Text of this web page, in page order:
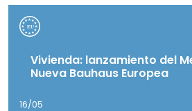
Vivienda: lanzamiento del
Nueva Bauhaus Europea
16/05